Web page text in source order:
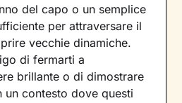
del capo o un semplice
per attraversare il
vecchie dinamiche.
di fermarti a
brillante o di dimostrare
un contesto dove questi